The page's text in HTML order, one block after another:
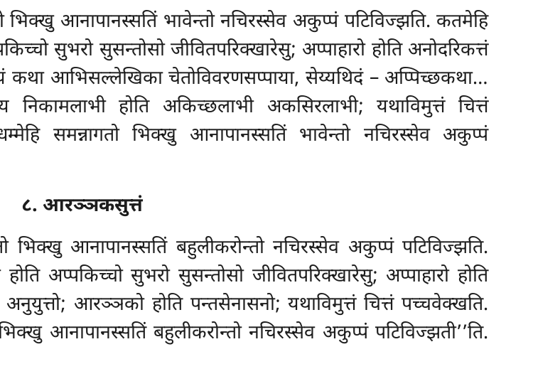
भिक्खु आनापानस्सतिं भावेन्तो नचिरस्सेव अकुप्पं पटिविज्झति. कतमेहि
सुभरो सुसन्तोसो जीवितपरिक्खारेसु; अप्पाहारो होति अनोदरिकत्तं
कथा आभिसल्लेखिका चेतोविवरणसप्पाया, सेय्यथिदं – अप्पिच्छकथा…
होति अकिच्छलाभी अकसिरलाभी; यथाविमुत्तं चित्तं
समन्नागतो भिक्खु आनापानस्सतिं भावेन्तो नचिरस्सेव अकुप्पं
८. आरञ्ञकसुत्तं
भिक्खु आनापानस्सतिं बहुलीकरोन्तो नचिरस्सेव अकुप्पं पटिविज्झति.
अप्पकिच्चो सुभरो सुसन्तोसो जीवितपरिक्खारेसु; अप्पाहारो होति
अनुयुत्तो; आरञ्ञको होति पन्तसेनासनो; यथाविमुत्तं चित्तं पच्चवेक्खति.
आनापानस्सतिं बहुलीकरोन्तो नचिरस्सेव अकुप्पं पटिविज्झती’’ति.